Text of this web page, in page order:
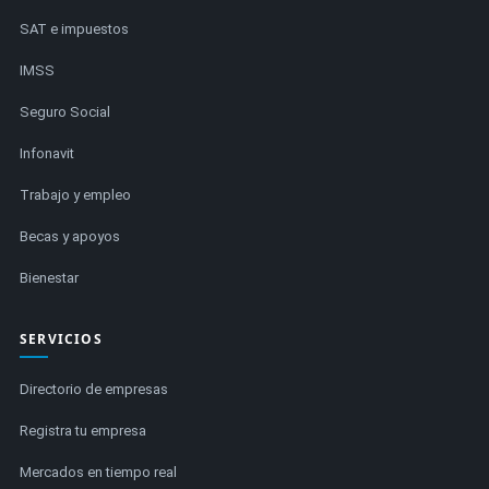
SAT e impuestos
IMSS
Seguro Social
Infonavit
Trabajo y empleo
Becas y apoyos
Bienestar
SERVICIOS
Directorio de empresas
Registra tu empresa
Mercados en tiempo real